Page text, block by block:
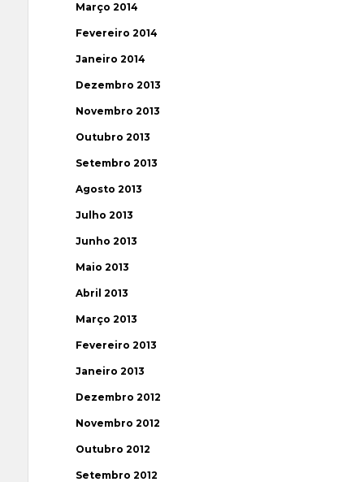
Março 2014
Fevereiro 2014
Janeiro 2014
Dezembro 2013
Novembro 2013
Outubro 2013
Setembro 2013
Agosto 2013
Julho 2013
Junho 2013
Maio 2013
Abril 2013
Março 2013
Fevereiro 2013
Janeiro 2013
Dezembro 2012
Novembro 2012
Outubro 2012
Setembro 2012